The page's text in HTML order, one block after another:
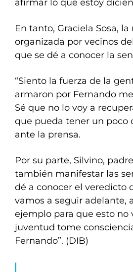
afirmar lo que estoy
En tanto, Graciela Sosa,
organizada por vecinos
que se dé a conocer la
“Siento la fuerza de la
armaron por Fernando
Sé que no lo voy a
que pueda tener un poco
ante la prensa.
Por su parte, Silvino,
también manifestar las
dé a conocer el veredicto
vamos a seguir adelante,
ejemplo para que esto no
juventud tome
Fernando”. (DIB)